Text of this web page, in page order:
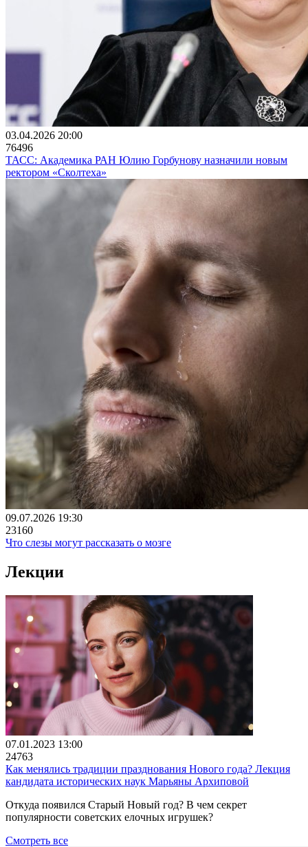
03.04.2026 20:00
76496
ТАСС: Академика РАН Юлию Горбунову назначили новым
ректором «Сколтеха»
09.07.2026 19:30
23160
Что слезы могут рассказать о мозге
Лекции
07.01.2023 13:00
24763
Как менялись традиции празднования Нового года? Лекция
кандидата исторических наук Марьяны Архиповой
Откуда появился Старый Новый год? В чем секрет
популярности советских елочных игрушек?
Смотреть все